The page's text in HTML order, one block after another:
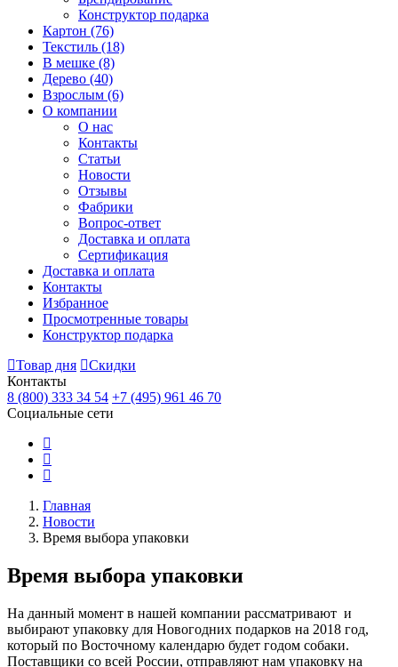
Конструктор подарка
Картон (76)
Текстиль (18)
В мешке (8)
Дерево (40)
Взрослым (6)
О компании
О нас
Контакты
Статьи
Новости
Отзывы
Фабрики
Вопрос-ответ
Доставка и оплата
Сертификация
Доставка и оплата
Контакты
Избранное
Просмотренные товары
Конструктор подарка
Товар дня
Скидки
Контакты
8 (800) 333 34 54 +7 (495) 961 46 70
Социальные сети
Главная
Новости
Время выбора упаковки
Время выбора упаковки
На данный момент в нашей компании рассматривают и
выбирают упаковку для Новогодних подарков на 2018 год,
который по Восточному календарю будет годом собаки.
Поставщики со всей России, отправляют нам упаковку на